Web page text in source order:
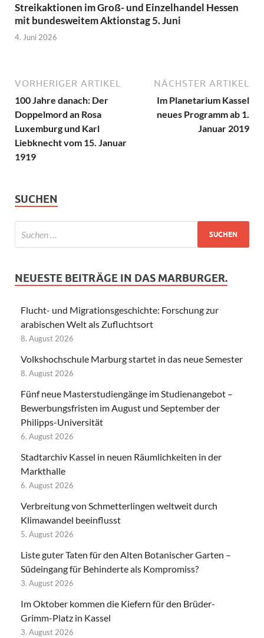
Streikaktionen im Groß- und Einzelhandel Hessen
mit bundesweitem Aktionstag 5. Juni
4. Juni 2026
VORHERIGER ARTIKEL
100 Jahre danach: Der
Doppelmord an Rosa
Luxemburg und Karl
Liebknecht vom 15. Januar
1919
NÄCHSTER ARTIKEL
Im Planetarium Kassel
neues Programm ab 1.
Januar 2019
SUCHEN
NEUESTE BEITRÄGE IN DAS MARBURGER.
Flucht- und Migrationsgeschichte: Forschung zur
arabischen Welt als Zufluchtsort
8. August 2026
Volkshochschule Marburg startet in das neue Semester
8. August 2026
Fünf neue Masterstudiengänge im Studienangebot –
Bewerbungsfristen im August und September der
Philipps-Universität
6. August 2026
Stadtarchiv Kassel in neuen Räumlichkeiten in der
Markthalle
6. August 2026
Verbreitung von Schmetterlingen weltweit durch
Klimawandel beeinflusst
5. August 2026
Liste guter Taten für den Alten Botanischer Garten –
Südeingang für Behinderte als Kompromiss?
3. August 2026
Im Oktober kommen die Kiefern für den Brüder-
Grimm-Platz in Kassel
3. August 2026